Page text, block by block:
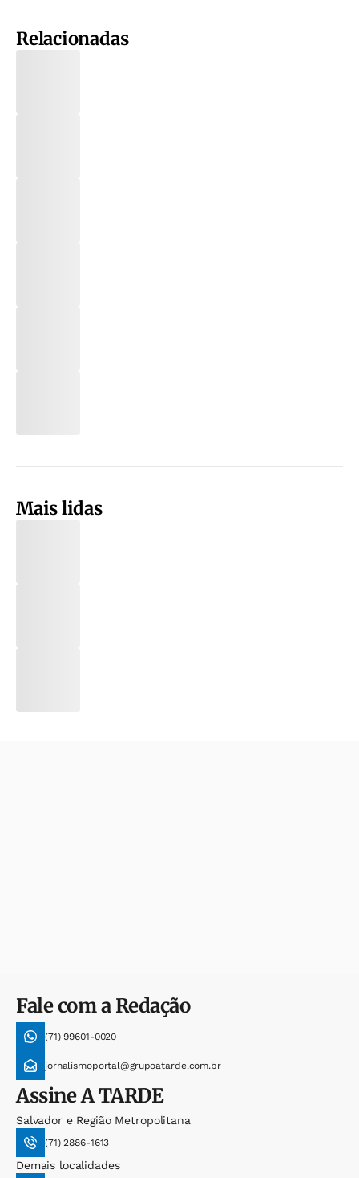
Relacionadas
Mais lidas
Fale com a Redação
(71) 99601-0020
jornalismoportal@grupoatarde.com.br
AssineA TARDE
Salvador e Região Metropolitana
(71) 2886-1613
Demais localidades